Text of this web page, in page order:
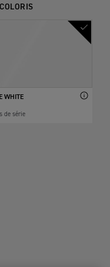
WHITE
de série